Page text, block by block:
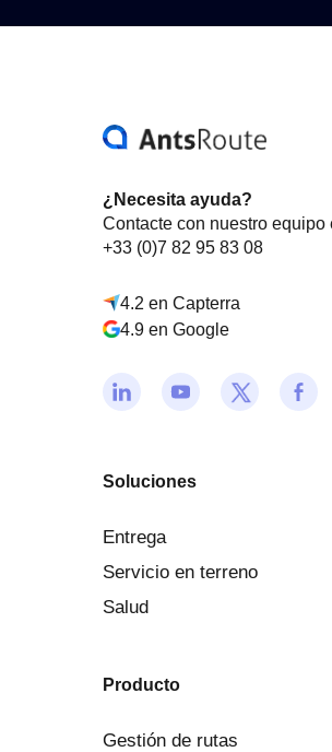
¿Necesita ayuda?
Contacte con nuestro equipo
+33 (0)7 82 95 83 08
4.2 en Capterra
4.9 en Google
Soluciones
Entrega
Servicio en terreno
Salud
Producto
Gestión de rutas